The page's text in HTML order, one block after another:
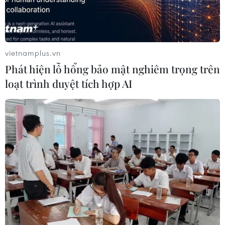
Cà Mau hợp nhất 4 trường cao đẳng,
tăng quy mô đào tạo nhân lực chất
lượng cao
06/08/2026 11:43
Chiến dịch 500 ngày đêm:
Điện Biên hoàn thành gần 90% thu
nhận mẫu ADN thân nhân liệt sỹ
06/08/2026 11:01
Cảnh báo mưa cường độ lớn trên
100mm tại Bắc Bộ, Thanh Hóa và
Nghệ An
06/08/2026 10:23
vietnamplus.vn
Phát hiện lỗ hổng bảo mật nghiêm trọng trên
loạt trình duyệt tích hợp AI